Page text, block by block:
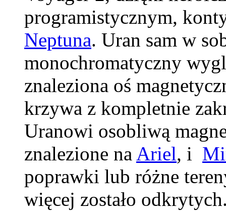
programistycznym,
Neptuna. Uran sam w
monochromatyczny
znaleziona oś
krzywa z kompletnie
Uranowi osobliwą
znalezione na Ariel, i
poprawki lub różne
więcej zostało